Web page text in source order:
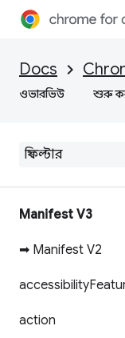
Docs
ওভারভিউ শুরু
Manifest V3
➡ Manifest V2
accessibility
action